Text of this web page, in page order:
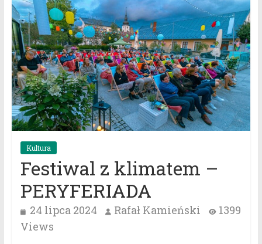
Kultura
Festiwal z klimatem –
PERYFERIADA
24 lipca 2024 Rafał Kamieński
1399
Views